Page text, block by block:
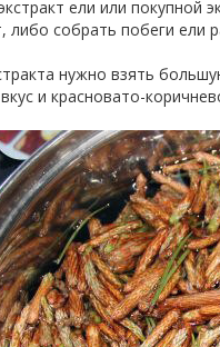
ели или
либо собрать побеги ели
нужно взять
и красновато-